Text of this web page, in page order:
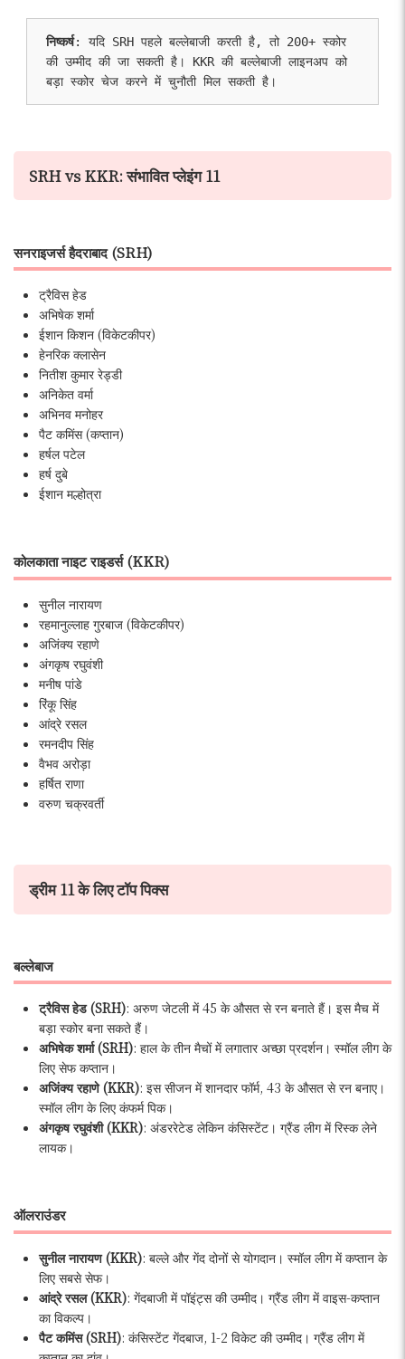
निष्कर्ष: यदि SRH पहले बल्लेबाजी करती है, तो 200+ स्कोर
की उम्मीद की जा सकती है। KKR की बल्लेबाजी लाइनअप को
बड़ा स्कोर चेज करने में चुनौती मिल सकती है।
SRH vs KKR: संभावित प्लेइंग 11
सनराइजर्स हैदराबाद (SRH)
ट्रैविस हेड
अभिषेक शर्मा
ईशान किशन (विकेटकीपर)
हेनरिक क्लासेन
नितीश कुमार रेड्डी
अनिकेत वर्मा
अभिनव मनोहर
पैट कमिंस (कप्तान)
हर्षल पटेल
हर्ष दुबे
ईशान मल्होत्रा
कोलकाता नाइट राइडर्स (KKR)
सुनील नारायण
रहमानुल्लाह गुरबाज (विकेटकीपर)
अजिंक्य रहाणे
अंगकृष रघुवंशी
मनीष पांडे
रिंकू सिंह
आंद्रे रसल
रमनदीप सिंह
वैभव अरोड़ा
हर्षित राणा
वरुण चक्रवर्ती
ड्रीम 11 के लिए टॉप पिक्स
बल्लेबाज
ट्रैविस हेड (SRH): अरुण जेटली में 45 के औसत से रन बनाते हैं। इस मैच में
बड़ा स्कोर बना सकते हैं।
अभिषेक शर्मा (SRH): हाल के तीन मैचों में लगातार अच्छा प्रदर्शन। स्मॉल लीग के
लिए सेफ कप्तान।
अजिंक्य रहाणे (KKR): इस सीजन में शानदार फॉर्म, 43 के औसत से रन बनाए।
स्मॉल लीग के लिए कंफर्म पिक।
अंगकृष रघुवंशी (KKR): अंडररेटेड लेकिन कंसिस्टेंट। ग्रैंड लीग में रिस्क लेने
लायक।
ऑलराउंडर
सुनील नारायण (KKR): बल्ले और गेंद दोनों से योगदान। स्मॉल लीग में कप्तान के
लिए सबसे सेफ।
आंद्रे रसल (KKR): गेंदबाजी में पॉइंट्स की उम्मीद। ग्रैंड लीग में वाइस-कप्तान
का विकल्प।
पैट कमिंस (SRH): कंसिस्टेंट गेंदबाज, 1-2 विकेट की उम्मीद। ग्रैंड लीग में